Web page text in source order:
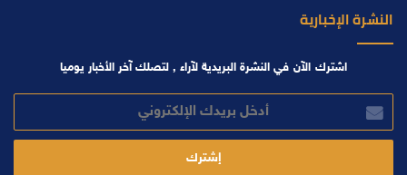
النشرة الإخبارية
اشترك الآن في النشرة البريدية لآراء , لتصلك آخر الأخبار يوميا
بريدك
الإلكتروني